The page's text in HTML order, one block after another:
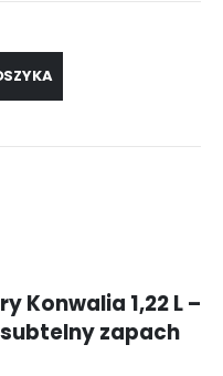
Konwalia 1,22 L –
zapach